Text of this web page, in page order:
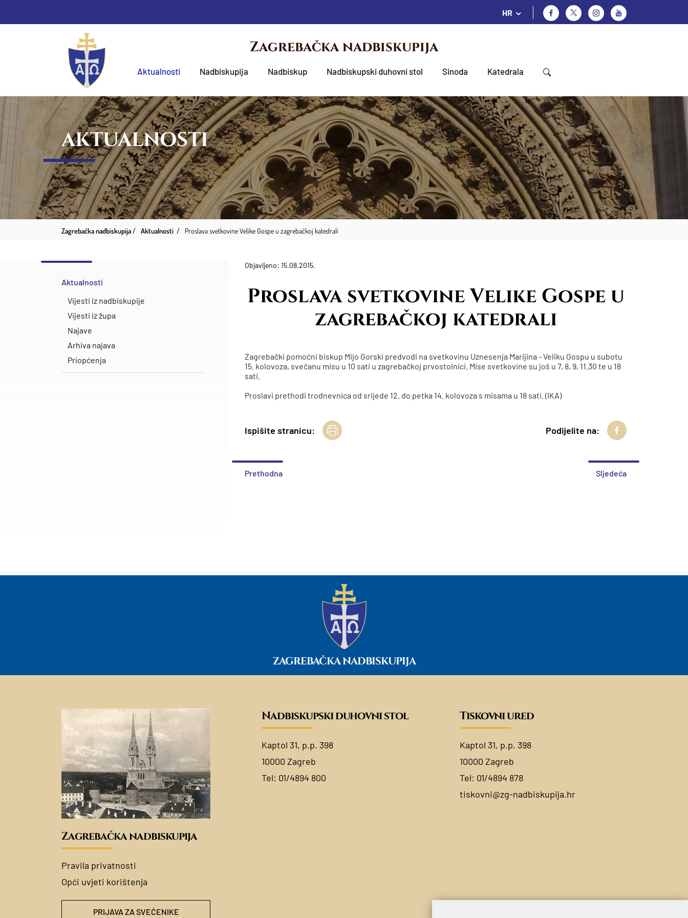
HR
Zagrebačka nadbiskupija
Aktualnosti Nadbiskupija Nadbiskup Nadbiskupski duhovni stol Sinoda Katedrala
AKTUALNOSTI
Zagrebačka nadbiskupija Aktualnosti Proslava svetkovine Velike Gospe u zagrebačkoj katedrali
Aktualnosti
Vijesti iz nadbiskupije
Vijesti iz župa
Najave
Arhiva najava
Priopćenja
Objavljeno: 15.08.2015.
Proslava svetkovine Velike Gospe u
zagrebačkoj katedrali
Zagrebački pomoćni biskup Mijo Gorski predvodi na svetkovinu Uznesenja Marijina - Veliku Gospu u subotu
15. kolovoza, svečanu misu u 10 sati u zagrebačkoj prvostolnici. Mise svetkovine su još u 7, 8, 9, 11.30 te u 18
sati.
Proslavi prethodi trodnevnica od srijede 12. do petka 14. kolovoza s misama u 18 sati. (IKA)
Ispišite stranicu: Podijelite na:
Prethodna Sljedeća
ZAGREBAČKA NADBISKUPIJA
Zagrebačka nadbiskupija
Pravila privatnosti
Opći uvjeti korištenja
PRIJAVA ZA SVEĆENIKE
Nadbiskupski duhovni stol
Kaptol 31, p.p. 398
10000 Zagreb
Tel: 01/4894 800
Tiskovni ured
Kaptol 31, p.p. 398
10000 Zagreb
Tel: 01/4894 878
tiskovni@zg-nadbiskupija.hr